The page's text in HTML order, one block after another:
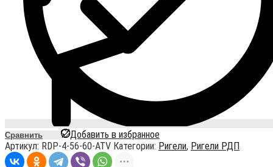
Сравнить
Добавить в избранное
Артикул: RDP-4-56-60-ATV Категории: Ригели, Ригели РДП